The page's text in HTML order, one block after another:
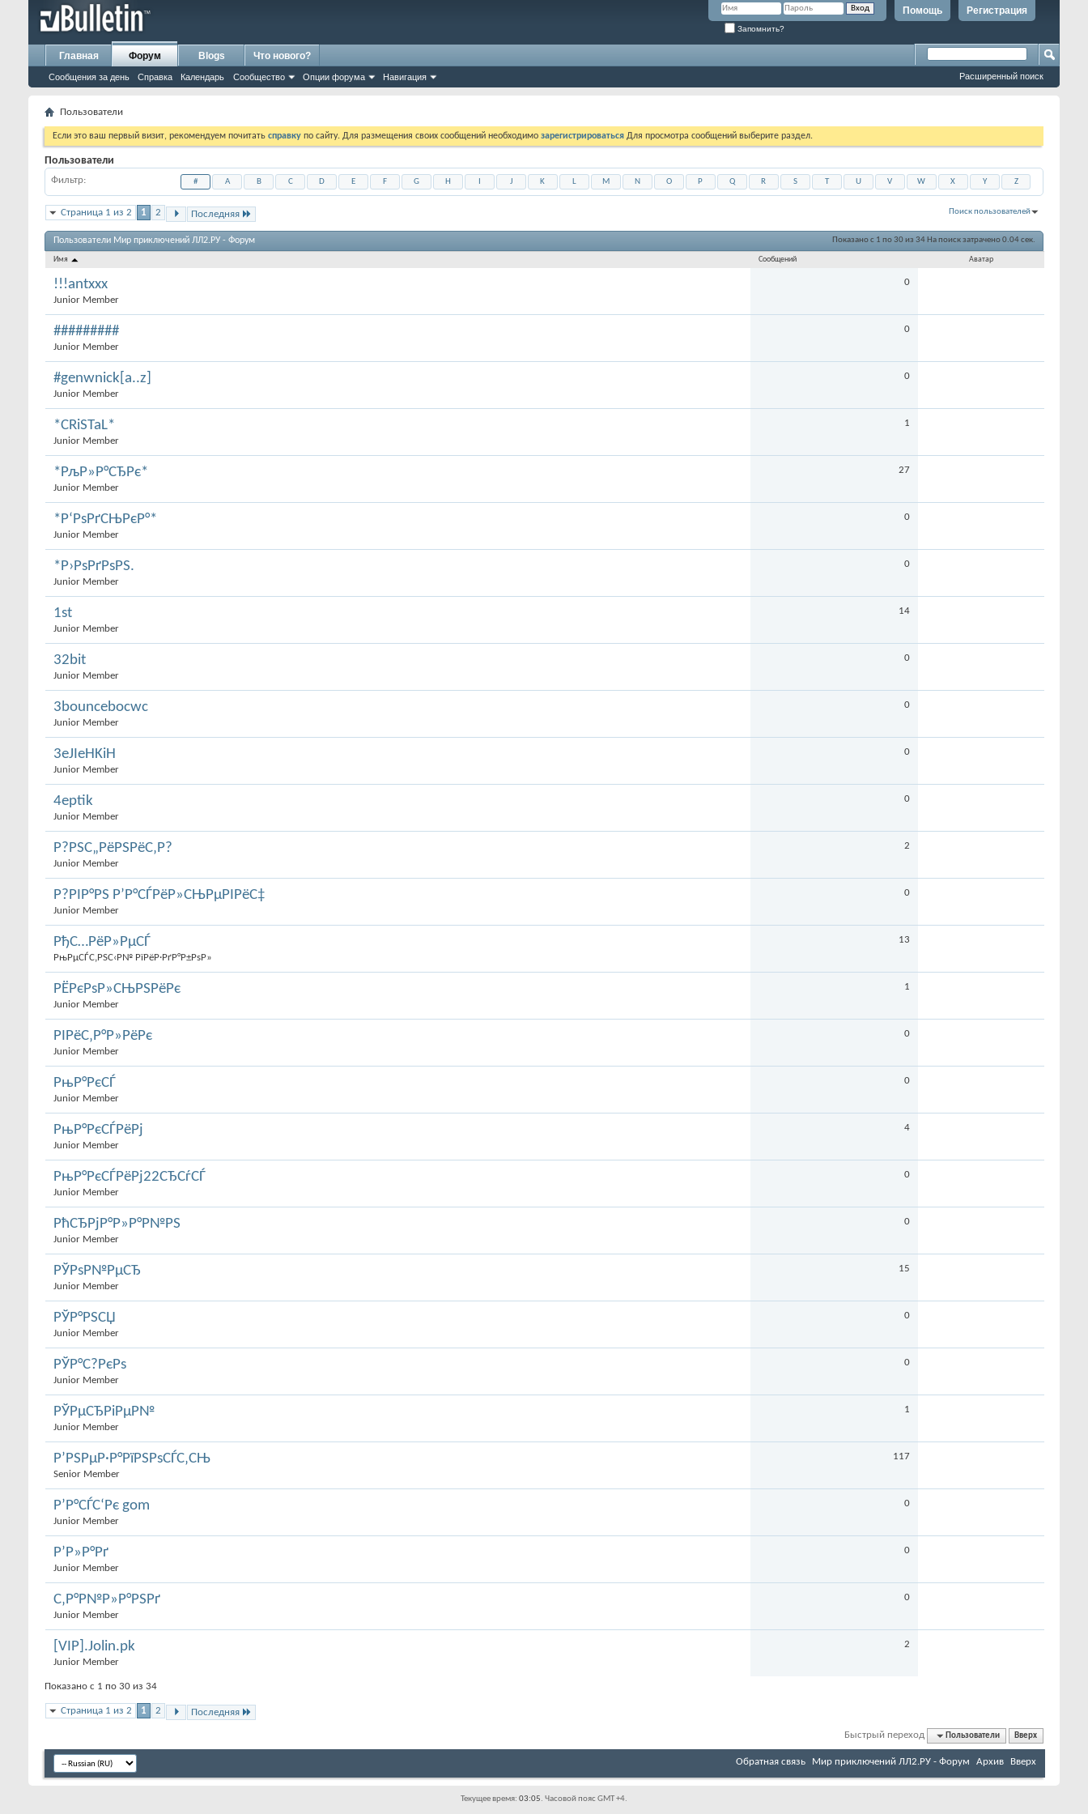
Регистрация
Помощь
Запомнить?
Главная Форум
Сообщения за день Справка Календарь Сообщество Опции форума Навигация
Blogs Что нового?
Расширенный поиск
Пользователи
Если это ваш первый визит, рекомендуем почитать справку по сайту. Для размещения своих сообщений необходимо зарегистрироваться Для просмотра сообщений выберите раздел.
Пользователи
Фильтр # A B C D E F G H J K L M N O P Q R S T U V W X Y Z
Страница 1 из 2 1 2 Последняя Поиск пользователей
Показано с 1 по 30 из 34 На поиск затрачено0.04сек.
Пользователи Мир приключений ЛЛ2.РУ - Форум
Имя Сообщений Аватар
!!!antxxx
Junior Member
0
#########
Junior Member
0
#genwnick[a..z]
Junior Member
0
*CRiSTaL*
Junior Member
1
*РљР»Р°СЂРє*
Junior Member
27
*Р‘РѕРґСЊРєР°*
Junior Member
0
*Р›РѕРґРѕРЅ.
Junior Member
0
1st
Junior Member
14
32bit
Junior Member
0
3bouncebocwc
Junior Member
0
3eJIeHKiH
Junior Member
0
4eptik
Junior Member
0
Р?РЅС„РёРЅРёС‚Р?
Junior Member
2
Р?РІР°РЅ Р’Р°СЃРёР»СЊРµРІРёС‡
Junior Member
0
РђС…РёР»РµСЃ
РњРµСЃС‚РЅС‹Р№ РїРёР·РґР°Р±РѕР»
13
РЁРєРѕР»СЊРЅРёРє
Junior Member
1
РІРёС‚Р°Р»РёРє
Junior Member
0
РњР°РєСЃ
Junior Member
0
РњР°РєСЃРёРј
Junior Member
4
РњР°РєСЃРёРј22СЂСѓСЃ
Junior Member
0
РћСЂРјР°Р»Р°Р№РЅ
Junior Member
0
РЎРѕР№РµСЂ
Junior Member
15
РЎР°РЅСЏ
Junior Member
0
РЎР°С?РєРѕ
Junior Member
0
РЎРµСЂРіРµР№
Junior Member
1
Р’РЅРµР·Р°РїРЅРѕСЃС‚СЊ
Senior Member
117
Р’Р°СЃС‘Рє gom
Junior Member
0
Р’Р»Р°Рґ
Junior Member
0
С‚Р°Р№Р»Р°РЅРґ
Junior Member
0
[VIP].Jolin.pk
Junior Member
2
Показано с 1 по 30 из 34
Страница 1 из 2 1 2 Последняя
Быстрый переход Пользователи Вверх
Обратная связь Мир приключений ЛЛ2.РУ - Форум Архив Вверх
Текущее время: 03:05. Часовой пояс GMT +4.